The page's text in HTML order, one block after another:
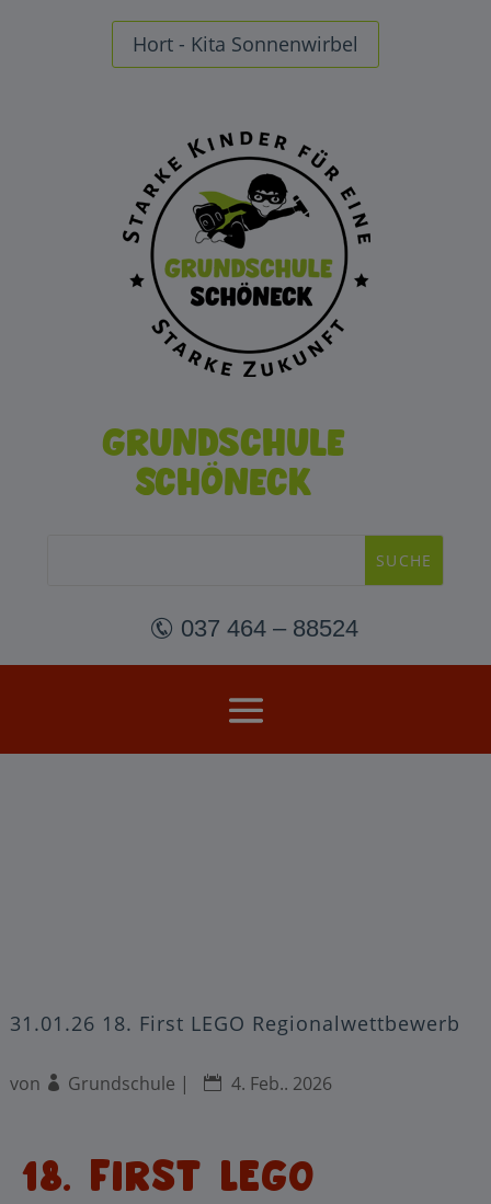
Hort - Kita Sonnenwirbel
Grundschule
Schöneck
 037 464 – 88524
31.01.26 18. First LEGO Regionalwettbewerb
von Grundschule | 4. Feb.. 2026
18. First LEGO